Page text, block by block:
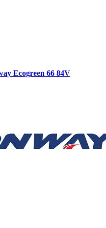
Ecogreen 66 84V